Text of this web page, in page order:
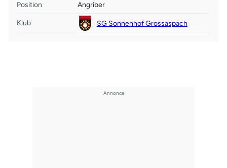
Position Angriber
Klub SG Sonnenhof Grossaspach